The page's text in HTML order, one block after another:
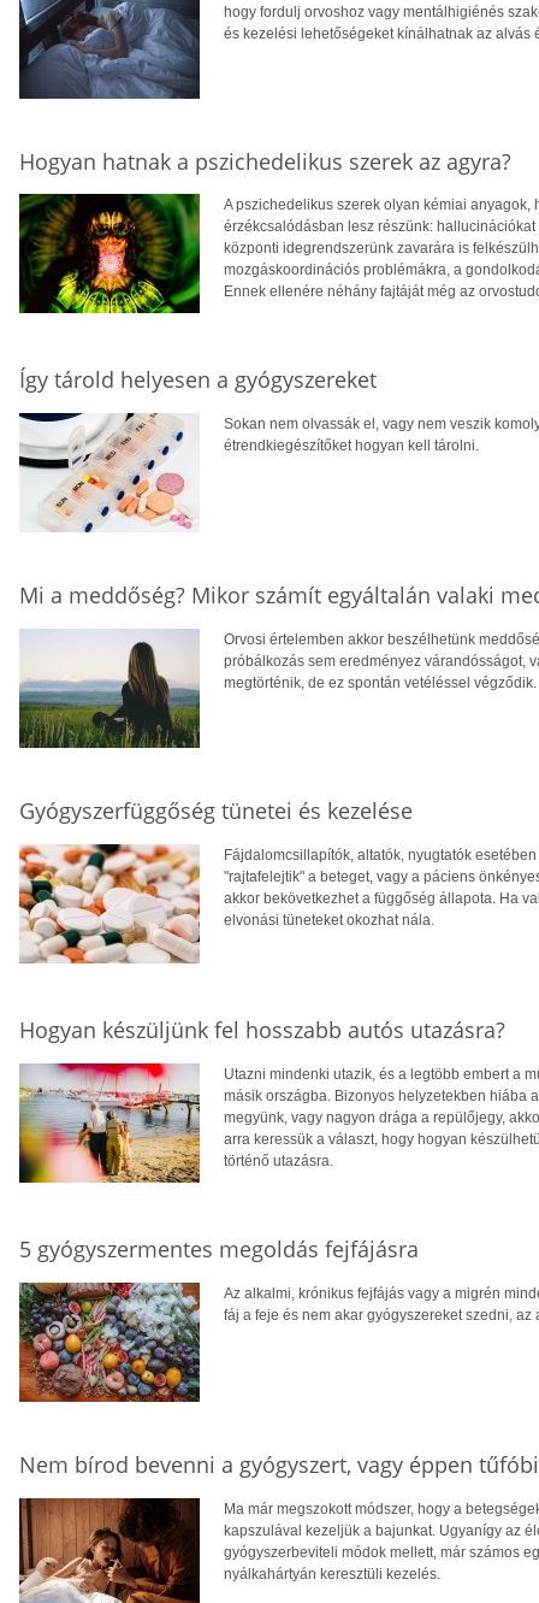
hogy fordulj orvoshoz vagy mentálhigiénés
és kezelési lehetőségeket kínálhatnak az alvás
Hogyan hatnak a pszichedelikus szerek az agyra?
A pszichedelikus szerek olyan kémiai
érzékcsalódásban lesz részünk:
központi idegrendszerünk zavarára is
mozgáskoordinációs problémákra, a
Ennek ellenére néhány fajtáját még az
Így tárold helyesen a gyógyszereket
Sokan nem olvassák el, vagy nem veszik
étrendkiegészítőket hogyan kell tárolni.
Mi a meddőség? Mikor számít egyáltalán valaki
Orvosi értelemben akkor beszélhetünk
próbálkozás sem eredményez várandósságot,
megtörténik, de ez spontán vetéléssel végződik.
Gyógyszerfüggőség tünetei és kezelése
Fájdalomcsillapítók, altatók, nyugtatók
"rajtafelejtik" a beteget, vagy a páciens
akkor bekövetkezhet a függőség állapota. Ha
elvonási tüneteket okozhat nála.
Hogyan készüljünk fel hosszabb autós utazásra?
Utazni mindenki utazik, és a legtöbb embert a
másik országba. Bizonyos helyzetekben hiába
megyünk, vagy nagyon drága a repülőjegy,
arra keressük a választ, hogy hogyan
történő utazásra.
5 gyógyszermentes megoldás fejfájásra
Az alkalmi, krónikus fejfájás vagy a migrén
fáj a feje és nem akar gyógyszereket szedni,
Nem bírod bevenni a gyógyszert, vagy éppen
Ma már megszokott módszer, hogy a
kapszulával kezeljük a bajunkat. Ugyanígy az
gyógyszerbeviteli módok mellett, már számos
nyálkahártyán keresztüli kezelés.